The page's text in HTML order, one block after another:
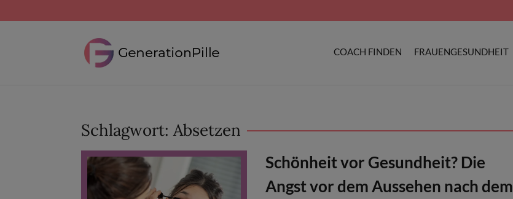
COACH FINDEN FRAUENGESUNDHEIT
Schlagwort: Absetzen
Schönheit vor Gesundheit? Die
Angst vor dem Aussehen nach dem